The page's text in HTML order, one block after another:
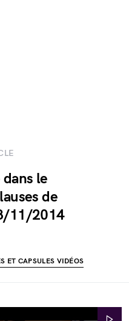
le
de
11/2014
ET CAPSULES VIDÉOS